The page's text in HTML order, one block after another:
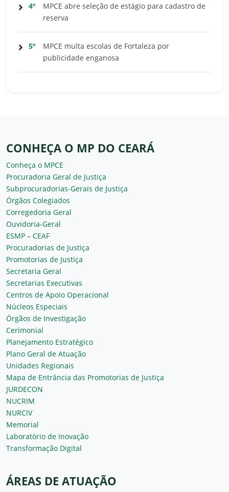
4º
MPCE abre seleção de estágio para cadastro de
reserva
5º
MPCE multa escolas de Fortaleza por
publicidade enganosa
CONHEÇA O MP DO CEARÁ
Conheça o MPCE
Procuradoria Geral de Justiça
Subprocuradorias-Gerais de Justiça
Órgãos Colegiados
Corregedoria Geral
Ouvidoria-Geral
ESMP – CEAF
Procuradorias de Justiça
Promotorias de Justiça
Secretaria Geral
Secretarias Executivas
Centros de Apoio Operacional
Núcleos Especiais
Órgãos de Investigação
Cerimonial
Planejamento Estratégico
Plano Geral de Atuação
Unidades Regionais
Mapa de Entrância das Promotorias de Justiça
JURDECON
NUCRIM
NURCIV
Memorial
Laboratório de Inovação
Transformação Digital
ÁREAS DE ATUAÇÃO